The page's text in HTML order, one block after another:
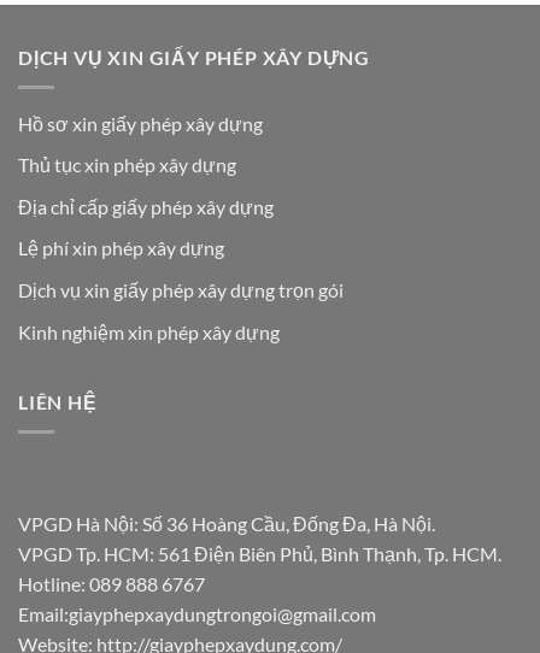
DỊCH VỤ XIN GIẤY PHÉP XÂY DỰNG
Hồ sơ xin giấy phép xây dựng
Thủ tục xin phép xây dựng
Địa chỉ cấp giấy phép xây dựng
Lệ phí xin phép xây dựng
Dịch vụ xin giấy phép xây dựng trọn gói
Kinh nghiệm xin phép xây dựng
LIÊN HỆ
VPGD Hà Nội: Số 36 Hoàng Cầu, Đống Đa, Hà Nội.
VPGD Tp. HCM: 561 Điện Biên Phủ, Bình Thạnh, Tp. HCM.
Hotline: 089 888 6767
Email:giayphepxaydungtrongoi@gmail.com
Website: http://giayphepxaydung.com/